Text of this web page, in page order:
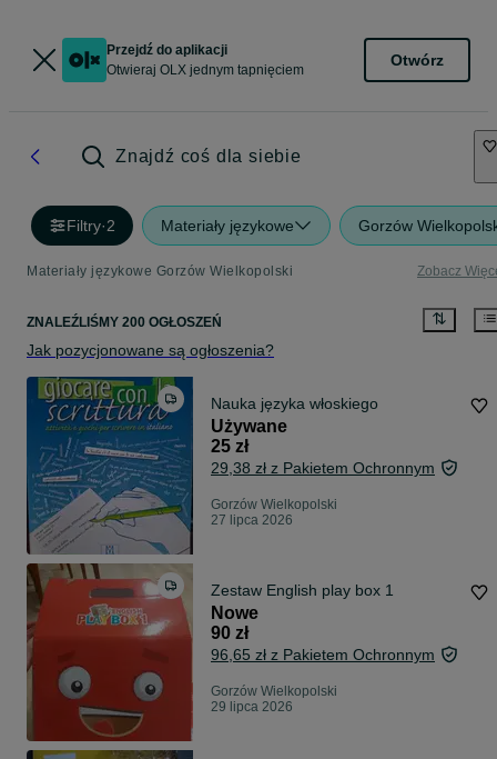
Przejdź do aplikacji
Otwieraj OLX jednym tapnięciem
Otwórz
Znajdź coś dla siebie
Filtry·2 Materiały językowe Gorzów
Materiały językowe Gorzów Wielkopolski Zobacz
ZNALEŹLIŚMY 200 OGŁOSZEŃ
Jak pozycjonowane są ogłoszenia?
Nauka języka włoskiego
Używane
25 zł
29,38 zł z Pakietem Ochronnym
Gorzów Wielkopolski
27 lipca 2026
Zestaw English play box 1
Nowe
90 zł
96,65 zł z Pakietem Ochronnym
Gorzów Wielkopolski
29 lipca 2026